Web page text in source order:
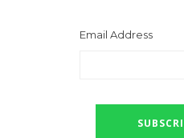
Email Address